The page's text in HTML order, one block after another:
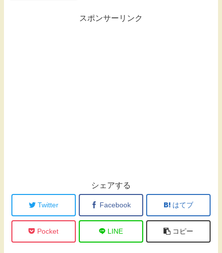
スポンサーリンク
シェアする
Twitter Facebook はてブ
Pocket LINE コピー